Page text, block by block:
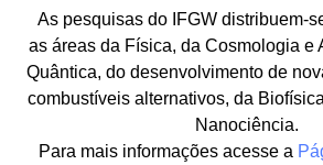
As pesquisas do IFGW distribuem-
as áreas da Física, da Cosmologia e
Quântica, do desenvolvimento de
combustíveis alternativos, da
Nanociência.
Para mais informações acesse a